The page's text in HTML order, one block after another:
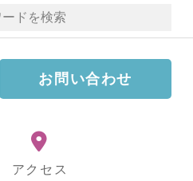
お問い合わせ
アクセス